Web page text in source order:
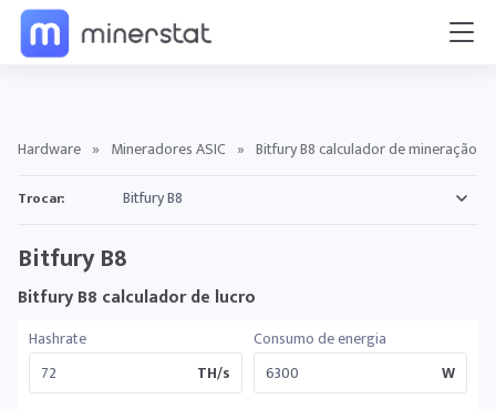
Hardware » Mineradores ASIC » Bitfury B8 calculador de mineração
Trocar:
Bitfury B8
Bitfury B8 calculador de lucro
Hashrate
TH/s
Consumo de energia
W